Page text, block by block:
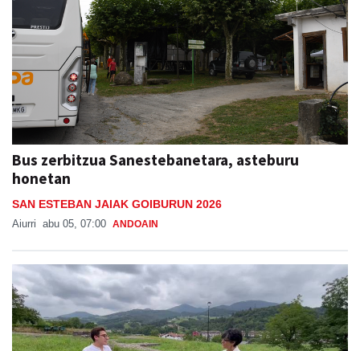
Bus zerbitzua Sanestebanetara, asteburu
honetan
SAN ESTEBAN JAIAK GOIBURUN 2026
Aiurri abu 05, 07:00 ANDOAIN